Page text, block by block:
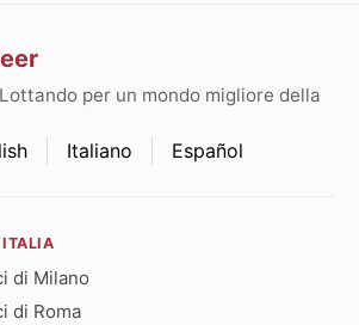
per un mondo migliore della
Italiano Español
ITALIA
di Milano
di Roma